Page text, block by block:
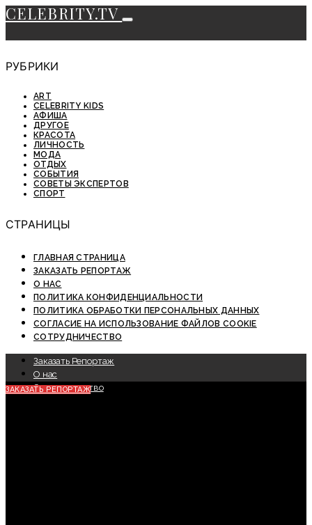
CELEBRITY.TV
РУБРИКИ
ART
CELEBRITY KIDS
АФИША
ДРУГОЕ
КРАСОТА
ЛИЧНОСТЬ
МОДА
ОТДЫХ
СОБЫТИЯ
СОВЕТЫ ЭКСПЕРТОВ
СПОРТ
СТРАНИЦЫ
ГЛАВНАЯ СТРАНИЦА
ЗАКАЗАТЬ РЕПОРТАЖ
О НАС
ПОЛИТИКА КОНФИДЕНЦИАЛЬНОСТИ
ПОЛИТИКА ОБРАБОТКИ ПЕРСОНАЛЬНЫХ ДАННЫХ
СОГЛАСИЕ НА ИСПОЛЬЗОВАНИЕ ФАЙЛОВ COOKIE
СОТРУДНИЧЕСТВО
Заказать Репортаж
О нас
Сотрудничество
ЗАКАЗАТЬ РЕПОРТАЖ